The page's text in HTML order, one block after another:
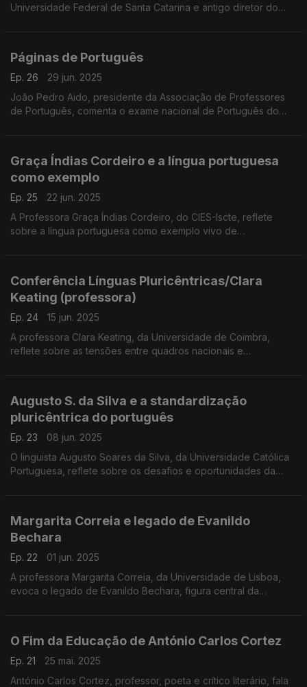
Universidade Federal de Santa Catarina e antigo diretor do
Páginas de Português
Ep. 26
29 jun. 2025
João Pedro Aido, presidente da Associação de Professores
de Português, comenta o exame nacional de Português do
Graça Índias Cordeiro e a língua portuguesa
como exemplo
Ep. 25
22 jun. 2025
A Professora Graça Índias Cordeiro, do CIES-Iscte, reflete
sobre a língua portuguesa como exemplo vivo de
Conferência Línguas Pluricêntricas/Clara
Keating (professora)
Ep. 24
15 jun. 2025
A professora Clara Keating, da Universidade de Coimbra,
reflete sobre as tensões entre quadros nacionais e
Augusto S. da Silva e a standardização
pluricêntrica do português
Ep. 23
08 jun. 2025
O linguista Augusto Soares da Silva, da Universidade Católica
Portuguesa, reflete sobre os desafios e oportunidades da
Margarita Correia e legado de Evanildo
Bechara
Ep. 22
01 jun. 2025
A professora Margarita Correia, da Universidade de Lisboa,
evoca o legado de Evanildo Bechara, figura central da
O Fim da Educação de António Carlos Cortez
Ep. 21
25 mai. 2025
António Carlos Cortez, professor, poeta e crítico literário, fala